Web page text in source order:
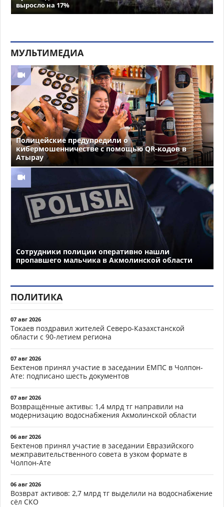
выросло на 17%
МУЛЬТИМЕДИА
Полицейские предупредили о
кибермошенничестве с помощью QR-кодов в
Атырау
Сотрудники полиции оперативно нашли
пропавшего мальчика в Акмолинской области
ПОЛИТИКА
07 авг 2026
Токаев поздравил жителей Северо-Казахстанской
области с 90-летием региона
07 авг 2026
Бектенов принял участие в заседании ЕМПС в Чолпон-
Ате: подписано шесть документов
07 авг 2026
Возвращённые активы: 1,4 млрд тг направили на
модернизацию водоснабжения Акмолинской области
06 авг 2026
Бектенов принял участие в заседании Евразийского
межправительственного совета в узком формате в
Чолпон-Ате
06 авг 2026
Возврат активов: 2,7 млрд тг выделили на водоснабжение
сёл СКО